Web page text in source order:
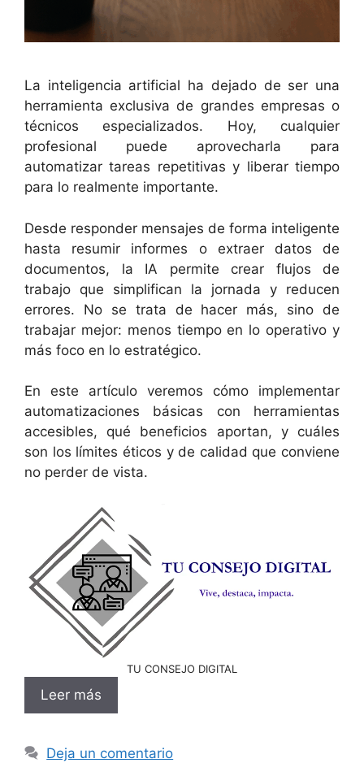
La inteligencia artificial ha dejado de ser una
herramienta exclusiva de grandes empresas o
técnicos especializados. Hoy, cualquier
profesional puede aprovecharla para
automatizar tareas repetitivas y liberar tiempo
para lo realmente importante.
Desde responder mensajes de forma inteligente
hasta resumir informes o extraer datos de
documentos, la IA permite crear flujos de
trabajo que simplifican la jornada y reducen
errores. No se trata de hacer más, sino de
trabajar mejor: menos tiempo en lo operativo y
más foco en lo estratégico.
En este artículo veremos cómo implementar
automatizaciones básicas con herramientas
accesibles, qué beneficios aportan, y cuáles
son los límites éticos y de calidad que conviene
no perder de vista.
TU CONSEJO DIGITAL
Leer más
Deja un comentario